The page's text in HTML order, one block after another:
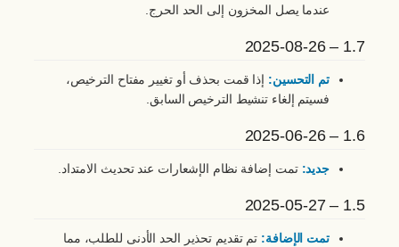
عندما يصل المخزون إلى الحد الحرج.
1.7 – 2025-08-26
تم التحسين: إذا قمت بحذف أو تغيير مفتاح الترخيص،
فسيتم إلغاء تنشيط الترخيص السابق.
1.6 – 2025-06-26
جديد: تمت إضافة نظام الإشعارات عند تحديث الامتداد.
1.5 – 2025-05-27
تمت الإضافة: تم تقديم تحذير الحد الأدنى للطلب، مما